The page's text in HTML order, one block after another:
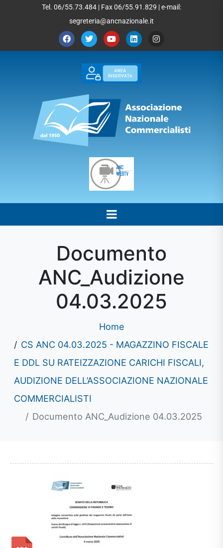
Tel. 06/55.73.484 | Fax 06/55.91.829 | e-mail:
segreteria@ancnazionale.it
Documento
ANC_Audizione
04.03.2025
Home
CS ANC 04.03.2025 - MAGAZZINO FISCALE
E DDL SU RATEIZZAZIONE CARICHI FISCALI,
AUDIZIONE DELL’ASSOCIAZIONE NAZIONALE
COMMERCIALISTI
Documento ANC_Audizione 04.03.2025